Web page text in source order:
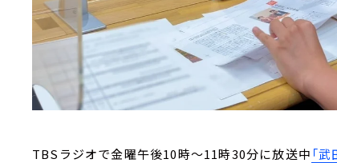
TBSラジオで金曜午後10時～11時30分に放送中 「